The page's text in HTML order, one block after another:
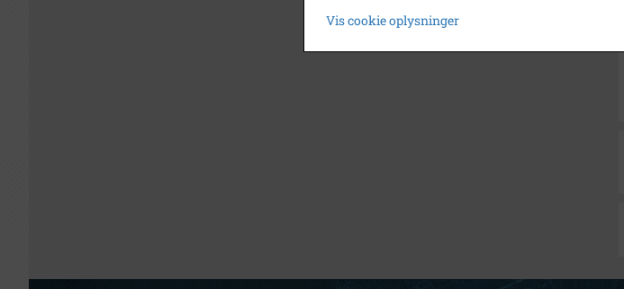
Vis cookie oplysninger